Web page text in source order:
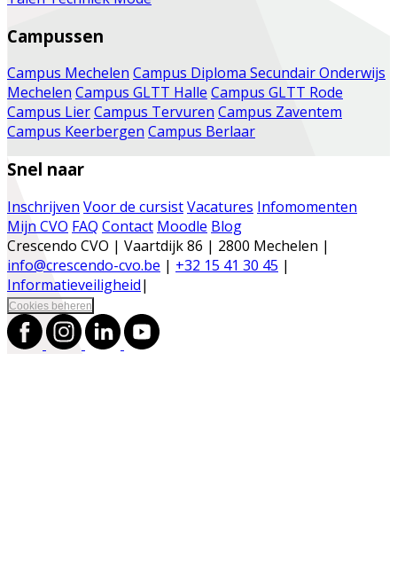
Campussen
Campus Mechelen Campus Diploma Secundair Onderwijs
Mechelen Campus GLTT Halle Campus GLTT Rode
Campus LierCampus Tervuren Campus Zaventem
Campus Keerbergen Campus Berlaar
Snel naar
Inschrijven Voor de cursistVacatures Infomomenten
Mijn CVO FAQ Contact Moodle Blog
Crescendo CVO | Vaartdijk 86 | 2800 Mechelen |
info@crescendo-cvo.be | +32 15 41 30 45 |
Informatieveiligheid|
Cookies beheren